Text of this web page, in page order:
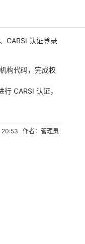
CARSI 认证登录
构代码，完成权
CARSI 认证，
作者：管理员